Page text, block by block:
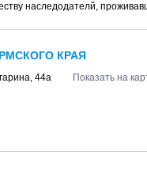
наследодателй,
КРАЯ
44а
Показать на